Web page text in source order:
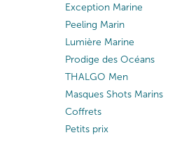
Exception Marine
Peeling Marin
Lumière Marine
Prodige des Océans
THALGO Men
Masques Shots Marins
Coffrets
Petits prix